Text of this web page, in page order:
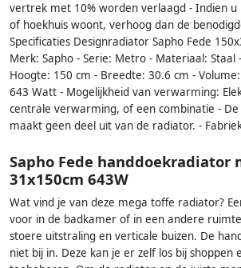
vertrek met 10% worden verlaagd - Indien u
of hoekhuis woont, verhoog dan de
Specificaties Designradiator Sapho Fede
Merk: Sapho - Serie: Metro - Materiaal: Staal
Hoogte: 150 cm - Breedte: 30.6 cm -
643 Watt - Mogelijkheid van verwarming:
centrale verwarming, of een combinatie -
maakt geen deel uit van de radiator. -
Sapho Fede handdoekradiator
31x150cm 643W
Wat vind je van deze mega toffe radiator?
voor in de badkamer of in een andere
stoere uitstraling en verticale buizen. De
niet bij in. Deze kan je er zelf los bij shoppen